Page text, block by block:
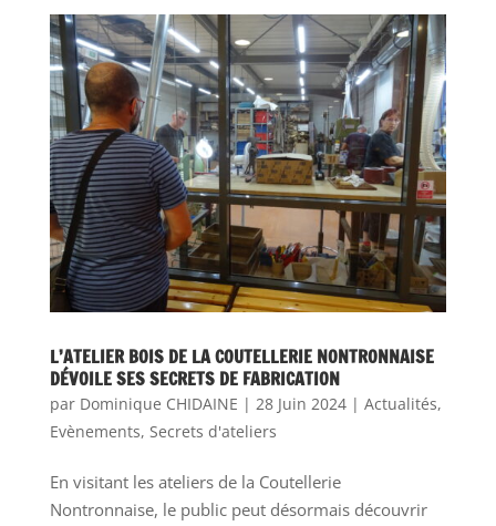
L’ATELIER BOIS DE LA COUTELLERIE NONTRONNAISE
DÉVOILE SES SECRETS DE FABRICATION
par Dominique CHIDAINE | 28 Juin 2024| Actualités,
Evènements, Secrets d'ateliers
En visitant les ateliers de la Coutellerie
Nontronnaise, le public peut désormais découvrir